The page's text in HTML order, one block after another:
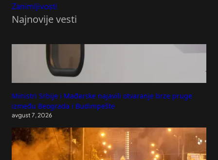
Zanimljivosti
Najnovije vesti
Ministri Srbije i Mađarske najavili otvaranje brze pruge
između Beograda i Budimpešte
avgust 7, 2026